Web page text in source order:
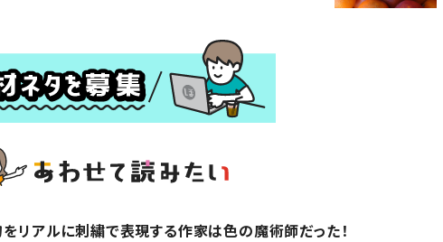
リアルに刺繍で表現する作家は色の魔術師だった！